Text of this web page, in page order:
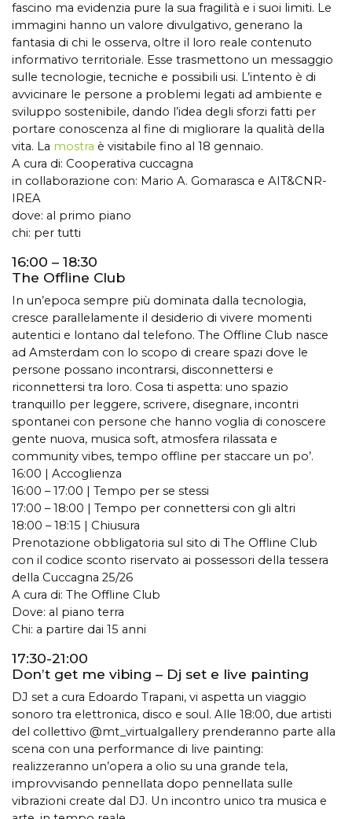
fascino ma evidenzia pure la sua fragilità e i suoi limiti. Le
immagini hanno un valore divulgativo, generano la
fantasia di chi le osserva, oltre il loro reale contenuto
informativo territoriale. Esse trasmettono un messaggio
sulle tecnologie, tecniche e possibili usi. L’intento è di
avvicinare le persone a problemi legati ad ambiente e
sviluppo sostenibile, dando l’idea degli sforzi fatti per
portare conoscenza al fine di migliorare la qualità della
vita. La mostra è visitabile fino al 18 gennaio.
A cura di: Cooperativa cuccagna
in collaborazione con: Mario A. Gomarasca e AIT&CNR-
IREA
dove: al primo piano
chi: per tutti
16:00 – 18:30
The Offline Club
In un’epoca sempre più dominata dalla tecnologia,
cresce parallelamente il desiderio di vivere momenti
autentici e lontano dal telefono. The Offline Club nasce
ad Amsterdam con lo scopo di creare spazi dove le
persone possano incontrarsi, disconnettersi e
riconnettersi tra loro. ​Cosa ti aspetta: uno spazio
tranquillo per leggere, scrivere, disegnare, incontri
spontanei con persone che hanno voglia di conoscere
gente nuova, musica soft, atmosfera rilassata e
community vibes, tempo offline per staccare un po’.
​16:00 | Accoglienza
​16:00 – 17:00 | Tempo per se stessi
​17:00 – 18:00 | Tempo per connettersi con gli altri
18:00 – 18:15 | Chiusura
Prenotazione obbligatoria sul sito di The Offline Club
con il codice sconto riservato ai possessori della tessera
della Cuccagna 25/26
A cura di: The Offline Club
Dove: al piano terra
Chi: a partire dai 15 anni
17:30-21:00
Don’t get me vibing – Dj set e live painting
DJ set a cura Edoardo Trapani, vi aspetta un viaggio
sonoro tra elettronica, disco e soul. Alle 18:00, due artisti
del collettivo @mt_virtualgallery prenderanno parte alla
scena con una performance di live painting:
realizzeranno un’opera a olio su una grande tela,
improvvisando pennellata dopo pennellata sulle
vibrazioni create dal DJ. Un incontro unico tra musica e